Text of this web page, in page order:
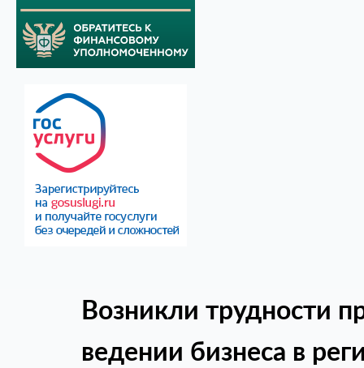
Возникли трудности
ведении бизнеса в